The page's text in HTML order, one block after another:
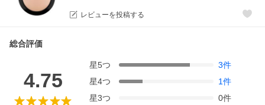
レビューを投稿する
総合評価
4.75
星5つ 3件
星4つ 1件
星3つ 0件